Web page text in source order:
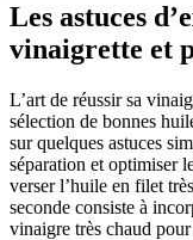
Les astuces
vinaigrette et
L’art de réussir sa
sélection de bonnes
sur quelques astuces
séparation et optimiser
verser l’huile en filet
seconde consiste à
vinaigre très chaud